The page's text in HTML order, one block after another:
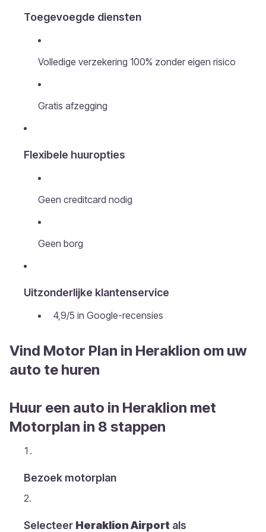
Toegevoegde diensten
Volledige verzekering 100% zonder eigen risico
Gratis afzegging
Flexibele huuropties
Geen creditcard nodig
Geen borg
Uitzonderlijke klantenservice
4,9/5 in Google-recensies
Vind Motor Plan in Heraklion om uw
auto te huren
Huur een auto in Heraklion met
Motorplan in 8 stappen
Bezoek motorplan
Selecteer Heraklion Airport als